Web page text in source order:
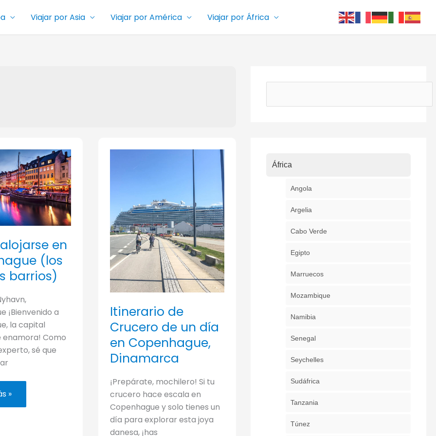
Viajar por Asia Viajar por América Viajar por África
en
(los
barrios)
¡Bienvenido a
la capital
enamora! Como
sé que
»
Itinerario de
Crucero de un día
en Copenhague,
Dinamarca
¡Prepárate, mochilero! Si tu
crucero hace escala en
Copenhague y solo tienes un
día para explorar esta joya
danesa, ¡has
África
Angola
Argelia
Cabo Verde
Egipto
Marruecos
Mozambique
Namibia
Senegal
Seychelles
Sudáfrica
Tanzania
Túnez